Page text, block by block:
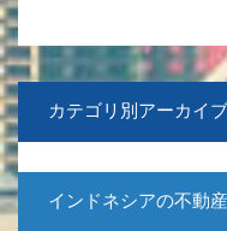
カテゴリ別アーカイブ
インドネシアの不動産